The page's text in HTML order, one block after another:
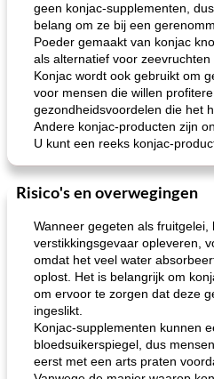
geen konjac-supplementen,
belang om ze bij een
Poeder gemaakt van konjac
als alternatief voor zeevruchten
Konjac wordt ook gebruikt om
voor mensen die willen
gezondheidsvoordelen die het
Andere konjac-producten zijn
U kunt een reeks konjac-
Risico's en overwegingen
Wanneer gegeten als fruitgelei,
verstikkingsgevaar opleveren,
omdat het veel water
oplost. Het is belangrijk om
om ervoor te zorgen dat deze
ingeslikt.
Konjac-supplementen kunnen
bloedsuikerspiegel, dus
eerst met een arts praten